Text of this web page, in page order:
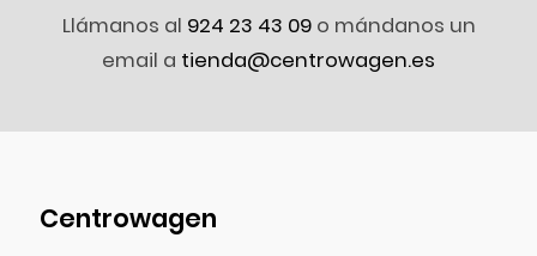
Llámanos al 924 23 43 09o mándanos un
email a tienda@centrowagen.es
Centrowagen